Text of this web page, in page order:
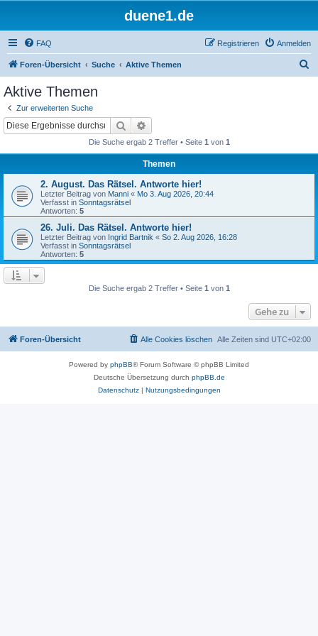
duene1.de
FAQ Anmelden
Registrieren
Foren-Übersicht Suche Aktive Themen
Aktive Themen
Zur erweiterten Suche
Suche
Die Suche ergab 2 Treffer • Seite 1 von 1
Themen
2. August. Das Rätsel. Antworte hier!
Letzter Beitrag von Manni « Mo 3. Aug 2026, 20:44
Verfasst in Sonntagsrätsel
Antworten: 5
26. Juli. Das Rätsel. Antworte hier!
Letzter Beitrag von Ingrid Bartnik « So 2. Aug 2026, 16:28
Verfasst in Sonntagsrätsel
Antworten: 5
Die Suche ergab 2 Treffer • Seite 1 von 1
Gehe zu
Foren-Übersicht Alle Zeiten sind UTC+02:00
Alle Cookies löschen
Powered by phpBB® Forum Software © phpBB Limited
Deutsche Übersetzung durch phpBB.de
Datenschutz| Nutzungsbedingungen